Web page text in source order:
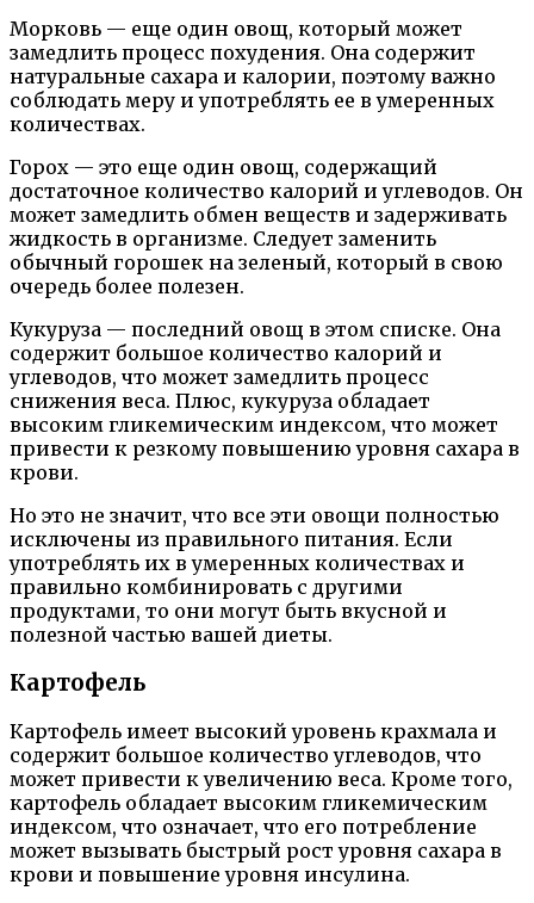
Морковь — еще один овощ, который может
замедлить процесс похудения. Она содержит
натуральные сахара и калории, поэтому важно
соблюдать меру и употреблять ее в умеренных
количествах.
Горох — это еще один овощ, содержащий
достаточное количество калорий и углеводов. Он
может замедлить обмен веществ и задерживать
жидкость в организме. Следует заменить
обычный горошек на зеленый, который в свою
очередь более полезен.
Кукуруза — последний овощ в этом списке. Она
содержит большое количество калорий и
углеводов, что может замедлить процесс
снижения веса. Плюс, кукуруза обладает
высоким гликемическим индексом, что может
привести к резкому повышению уровня сахара в
крови.
Но это не значит, что все эти овощи полностью
исключены из правильного питания. Если
употреблять их в умеренных количествах и
правильно комбинировать с другими
продуктами, то они могут быть вкусной и
полезной частью вашей диеты.
Картофель
Картофель имеет высокий уровень крахмала и
содержит большое количество углеводов, что
может привести к увеличению веса. Кроме того,
картофель обладает высоким гликемическим
индексом, что означает, что его потребление
может вызывать быстрый рост уровня сахара в
крови и повышение уровня инсулина.